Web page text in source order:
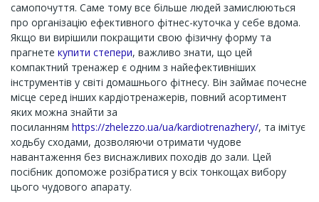
самопочуття. Саме тому все більше людей замислюються
про організацію ефективного фітнес-куточка у себе вдома.
Якщо ви вирішили покращити свою фізичну форму та
прагнете купити степери, важливо знати, що цей
компактний тренажер є одним з найефективніших
інструментів у світі домашнього фітнесу. Він займає почесне
місце серед інших кардіотренажерів, повний асортимент
яких можна знайти за
посиланням https://zhelezzo.ua/ua/kardiotrenazhery/, та імітує
ходьбу сходами, дозволяючи отримати чудове
навантаження без виснажливих походів до зали. Цей
посібник допоможе розібратися у всіх тонкощах вибору
цього чудового апарату.